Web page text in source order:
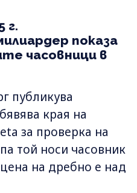
г.
показа
часовници в
публикува
края на
за проверка на
той носи часовник
на дребно е над